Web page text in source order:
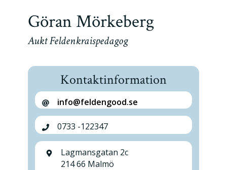
Göran Mörkeberg
Aukt Feldenkraispedagog
Kontaktinformation
info@feldengood.se
0733 -122347
Lagmansgatan 2c
214 66 Malmö